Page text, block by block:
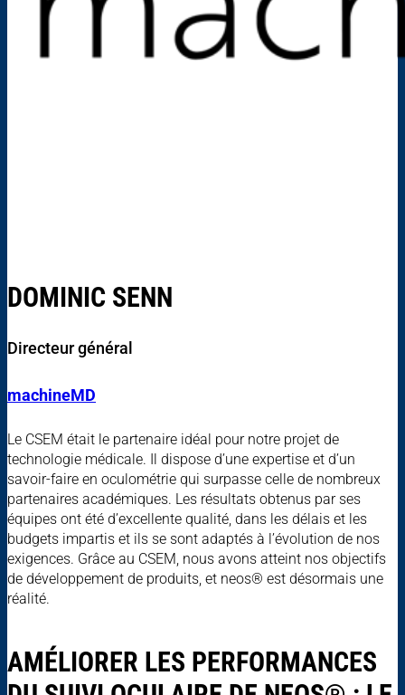
DOMINIC SENN
Directeur général
machineMD
Le CSEM était le partenaire idéal pour notre projet de
technologie médicale. Il dispose d’une expertise et d’un
savoir-faire en oculométrie qui surpasse celle de nombreux
partenaires académiques. Les résultats obtenus par ses
équipes ont été d’excellente qualité, dans les délais et les
budgets impartis et ils se sont adaptés à l’évolution de nos
exigences. Grâce au CSEM, nous avons atteint nos objectifs
de développement de produits, et neos® est désormais une
réalité.
AMÉLIORER LES PERFORMANCES